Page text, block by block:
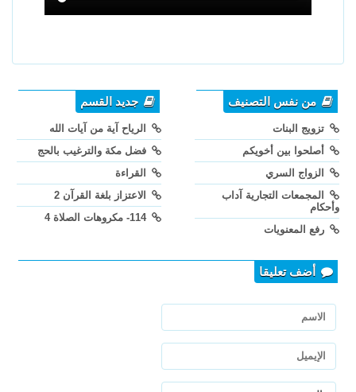
من نفس التصنيف
تزويج البنات
أصلحوا بين أخويكم
الزواج السري
المجمعات التجارية آداب
وأحكام
رفع المعنويات
جديد القسم
الرياح آية من آيات الله
فضل مكة والترغيب بالحج
القراءة
الاعتزاز بلغة القرآن 2
114- مكروهات الصلاة 4
أضف تعليقا